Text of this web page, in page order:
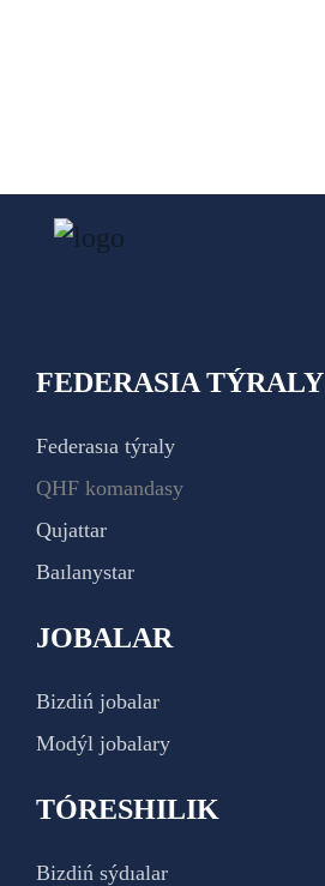
FEDERASIA TÝRALY
Federasıa týraly
QHF komandasy
Qujattar
Baılanystar
JOBALAR
Bizdiń jobalar
Modýl jobalary
TÓRESHILIK
Bizdiń sýdıalar